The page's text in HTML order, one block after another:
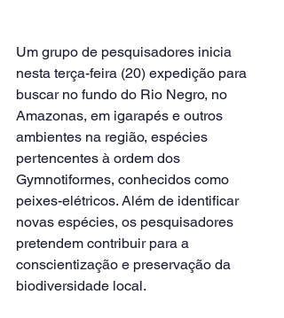
Um grupo de pesquisadores inicia
nesta terça-feira (20) expedição para
buscar no fundo do Rio Negro, no
Amazonas, em igarapés e outros
ambientes na região, espécies
pertencentes à ordem dos
Gymnotiformes, conhecidos como
peixes-elétricos. Além de identificar
novas espécies, os pesquisadores
pretendem contribuir para a
conscientização e preservação da
biodiversidade local.